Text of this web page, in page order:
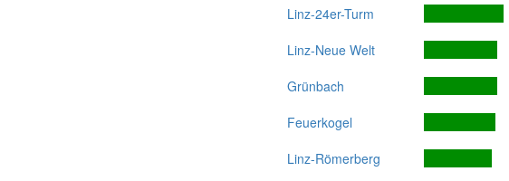
Linz-24er-Turm
Linz-Neue Welt
Grünbach
Feuerkogel
Linz-Römerberg